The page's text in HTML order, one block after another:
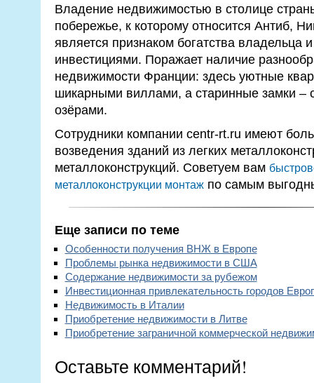
Владение недвижимостью в столице
побережье, к которому относится Антиб,
является признаком богатства владельца
инвестициями. Поражает наличие
недвижимости Франции: здесь уютные
шикарными виллами, а старинные замки –
озёрами.
Сотрудники компании centr-rt.ru имеют
возведения зданий из легких
металлоконструкций. Советуем вам
металлоконструкции монтажпо самым
Еще записи по теме
Особенности получения ВНЖ в Европе
Проблемы рынка недвижимости в США
Содержание недвижимости за рубежом
Инвестиционная привлекательность городов
Недвижимость в Италии
Приобретение недвижимости в Литве
Приобретение заграничной коммерческой
Оставьте комментарий!